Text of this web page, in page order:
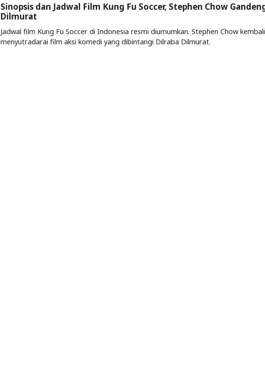
Sinopsis dan Jadwal Film Kung Fu Soccer, Stephen Chow
Dilmurat
Jadwal film Kung Fu Soccer di Indonesia resmi diumumkan. Stephen Chow kembali
menyutradarai film aksi komedi yang dibintangi Dilraba Dilmurat.